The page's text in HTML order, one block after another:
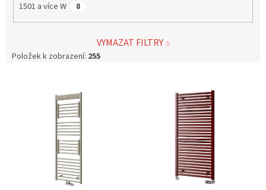
1501 a více W 8
VYMAZAT FILTRY
Položek k zobrazení: 255